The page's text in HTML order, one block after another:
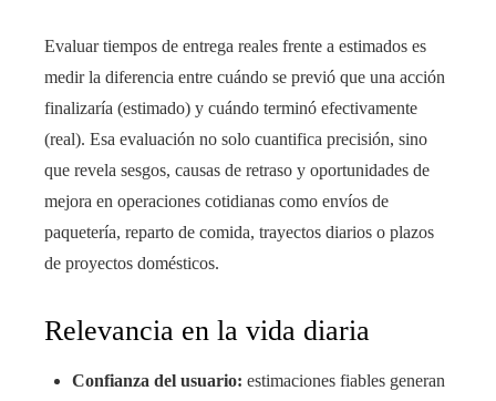
Evaluar tiempos de entrega reales frente a estimados es
medir la diferencia entre cuándo se previó que una acción
finalizaría (estimado) y cuándo terminó efectivamente
(real). Esa evaluación no solo cuantifica precisión, sino
que revela sesgos, causas de retraso y oportunidades de
mejora en operaciones cotidianas como envíos de
paquetería, reparto de comida, trayectos diarios o plazos
de proyectos domésticos.
Relevancia en la vida diaria
Confianza del usuario: estimaciones fiables generan